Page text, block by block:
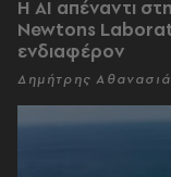
Η AI απέναντι
Newtons
ενδιαφέρον
Δημήτρης